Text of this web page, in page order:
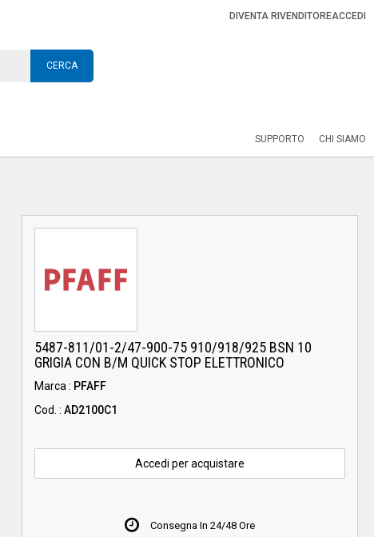
DIVENTA RIVENDITOREACCEDI
CERCA
SUPPORTO CHI SIAMO
5487-811/01-2/47-900-75 910/918/925 BSN 10
GRIGIA CON B/M QUICK STOP ELETTRONICO
Marca : PFAFF
Cod. : AD2100C1
Accedi per acquistare
Consegna In 24/48 Ore